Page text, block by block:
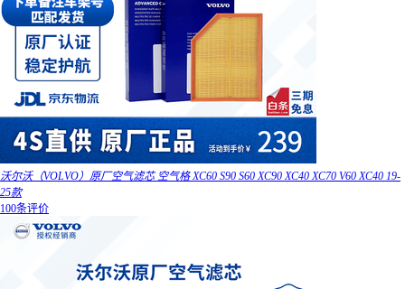
沃尔沃（VOLVO）原厂空气滤芯 空气格 XC60 S90 S60 XC90 XC40 XC70 V60 XC40 19-
25款
100条评价